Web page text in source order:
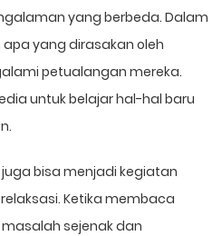
yang berbeda. Dalam
yang dirasakan oleh
petualangan mereka.
untuk belajar hal-hal baru
bisa menjadi kegiatan
Ketika membaca
sejenak dan